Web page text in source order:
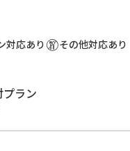
温もり、木の香りに包まれ
き風呂は、旅の疲れを癒や
対応あり
その他対応あり
ラン